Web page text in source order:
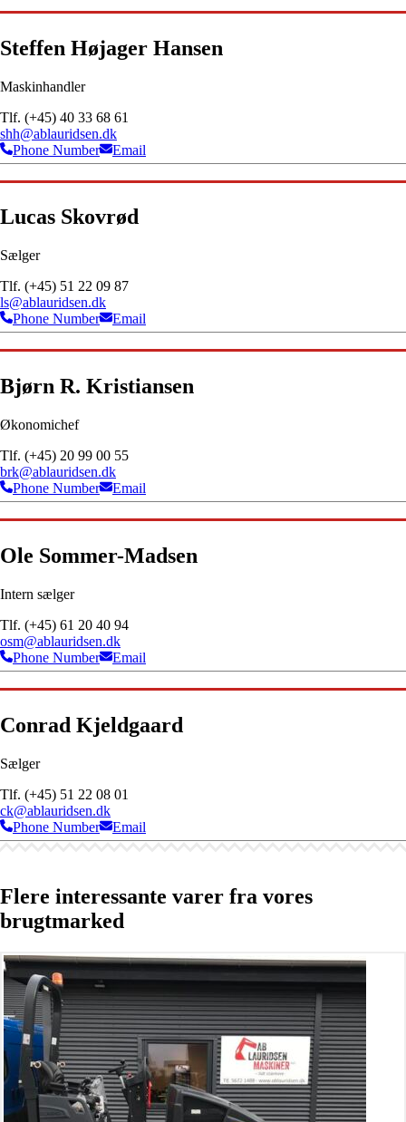
Steffen Højager Hansen
Maskinhandler
Tlf. (+45) 40 33 68 61
shh@ablauridsen.dk
Phone Number
Email
Lucas Skovrød
Sælger
Tlf. (+45) 51 22 09 87
ls@ablauridsen.dk
Phone Number
Email
Bjørn R. Kristiansen
Økonomichef
Tlf. (+45) 20 99 00 55
brk@ablauridsen.dk
Phone Number
Email
Ole Sommer-Madsen
Intern sælger
Tlf. (+45) 61 20 40 94
osm@ablauridsen.dk
Phone Number
Email
Conrad Kjeldgaard
Sælger
Tlf. (+45) 51 22 08 01
ck@ablauridsen.dk
Phone Number
Email
Flere interessante varer fra vores
brugtmarked